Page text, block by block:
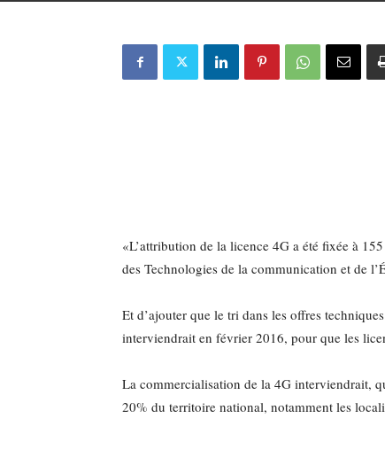
«L’attribution de la licence 4G a été fixée à
des Technologies de la communication et de
Et d’ajouter que le tri dans les offres
interviendrait en février 2016, pour que les
La commercialisation de la 4G interviendrait,
20% du territoire national, notamment les